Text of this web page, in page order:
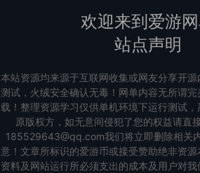
欢迎来到爱游
站点声明
本站资源均来源于互联网收集或网友分享开
测试，火绒安全确认无毒！网单内容无所谓
载！整理资源学习仅供单机环境下运行测试
原版权方，如无意间侵犯了您的权益请直
185529643@qq.com我们将立即删除相关
意！文章所标识的爱游币或接受赞助绝非资
资料及网站运行所必须支出的成本及用户对